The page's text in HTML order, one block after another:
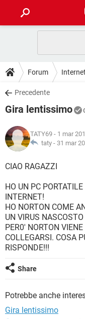
INTRATTENIMENTO
iOS
INSTAGRAM
TIKTOK
HARDWARE
GUIDE
COVID-19
INSTAGRAM
TIKTOK
HARDWARE
DOWNLOAD
COVID-19
INTRATTENIMENTO
iOS
INSTAGRAM
HARDWARE
COVID-19
INTRATTENIMENTO
iOS
INSTAGRAM
TIKTOK
HARDWARE
GLOSSARIO
COVID-19
iOS
INSTAGRAM
TIKTOK
HARDWARE
Forum Internet
Precedente
Gira lentissimo
TATY69 - 1 mar
taty - 31 mar
CIAO RAGAZZI
HO UN PC
INTERNET!
HO NORTON COME
UN VIRUS NASCOSTO
PER0' NORTON
COLLEGARSI. COSA
RISPONDE!!!
Share
Potrebbe anche
Gira lentissimo